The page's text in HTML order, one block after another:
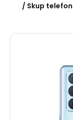
/ Skup